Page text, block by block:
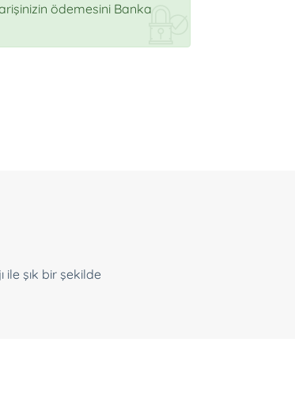
ödemesini Banka
şık bir şekilde